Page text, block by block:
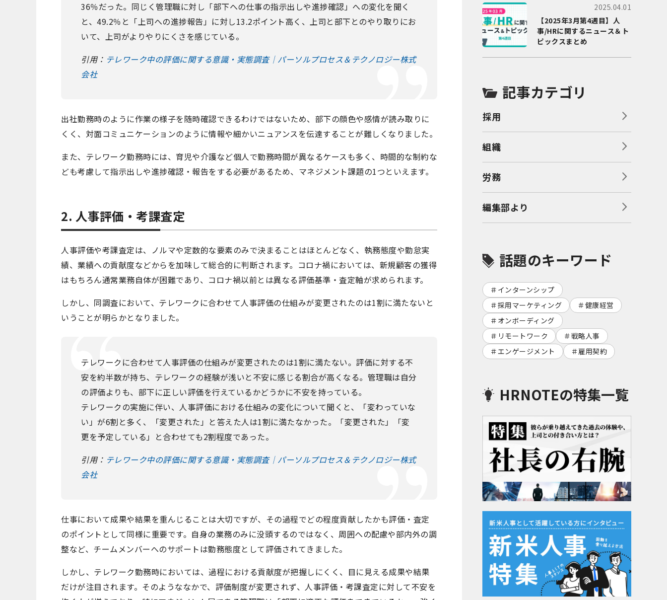
36％だった。同じく管理職に対し「部下への仕事の指示出しや進捗確認」への変化を聞く
と、49.2％と「上司への進捗報告」に対し13.2ポイント高く、上司と部下とのやり取りにお
いて、上司がよりやりにくさを感じている。
引用： テレワーク中の評価に関する意識・実態調査｜パーソルプロセス＆テクノロジー株式
会社
出社勤務時のように作業の様子を随時確認できるわけではないため、部下の顔色や感情が読み取りに
くく、対面コミュニケーションのように情報や細かいニュアンスを伝達することが難しくなりました。
また、テレワーク勤務時には、育児や介護など個人で勤務時間が異なるケースも多く、時間的な制約な
ども考慮して指示出しや進捗確認・報告をする必要があるため、マネジメント課題の1つといえます。
2. 人事評価・考課査定
人事評価や考課査定は、ノルマや定数的な要素のみで決まることはほとんどなく、執務態度や勤怠実
績、業績への貢献度などからを加味して総合的に判断されます。コロナ禍においては、新規顧客の獲得
はもちろん通常業務自体が困難であり、コロナ禍以前とは異なる評価基準・査定軸が求められます。
しかし、同調査において、テレワークに合わせて人事評価の仕組みが変更されたのは1割に満たないと
いうことが明らかとなりました。
テレワークに合わせて人事評価の仕組みが変更されたのは1割に満たない。評価に対する不
安を約半数が持ち、テレワークの経験が浅いと不安に感じる割合が高くなる。管理職は自分
の評価よりも、部下に正しい評価を行えているかどうかに不安を持っている。
テレワークの実施に伴い、人事評価における仕組みの変化について聞くと、「変わっていな
い」が6割と多く、「変更された」と答えた人は1割に満たなかった。「変更された」「変
更を予定している」と合わせても2割程度であった。
引用： テレワーク中の評価に関する意識・実態調査｜パーソルプロセス＆テクノロジー株式
会社
仕事において成果や結果を重んじることは大切ですが、その過程でどの程度貢献したかも評価・査定
のポイントとして同様に重要です。自身の業務のみに没頭するのではなく、周囲への配慮や部内外の調
整など、チームメンバーへのサポートは勤務態度として評価されてきました。
しかし、テレワーク勤務時においては、過程における貢献度が把握しにくく、目に見える成果や結果
だけが注目されます。そのようななかで、評価制度が変更されず、人事評価・考課査定に対して不安を
2025.04.01
【2025年3月第4週目】人
事/HRに関するニュース＆ト
ピックスまとめ
記事カテゴリ
採用
組織
労務
編集部より
話題のキーワード
インターンシップ
採用マーケティング
健康経営
オンボーディング
リモートワーク
戦略人事
エンゲージメント
雇用契約
HRNOTEの特集一覧